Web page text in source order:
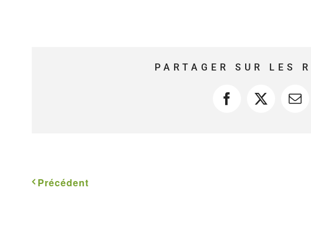
PARTAGER SUR LES
Facebook
X
Précédent